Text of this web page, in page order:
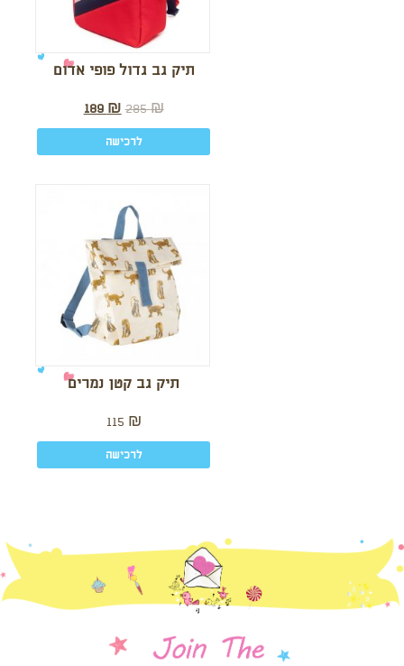
תיק גב גדול פופי אדום
285₪
189 ₪
לרכישה
תיק גב קטן נמרים
115 ₪
לרכישה